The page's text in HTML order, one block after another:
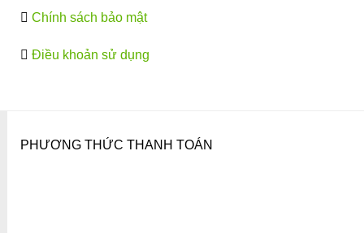
Chính sách bảo mật
Điều khoản sử dụng
PHƯƠNG THỨC THANH TOÁN